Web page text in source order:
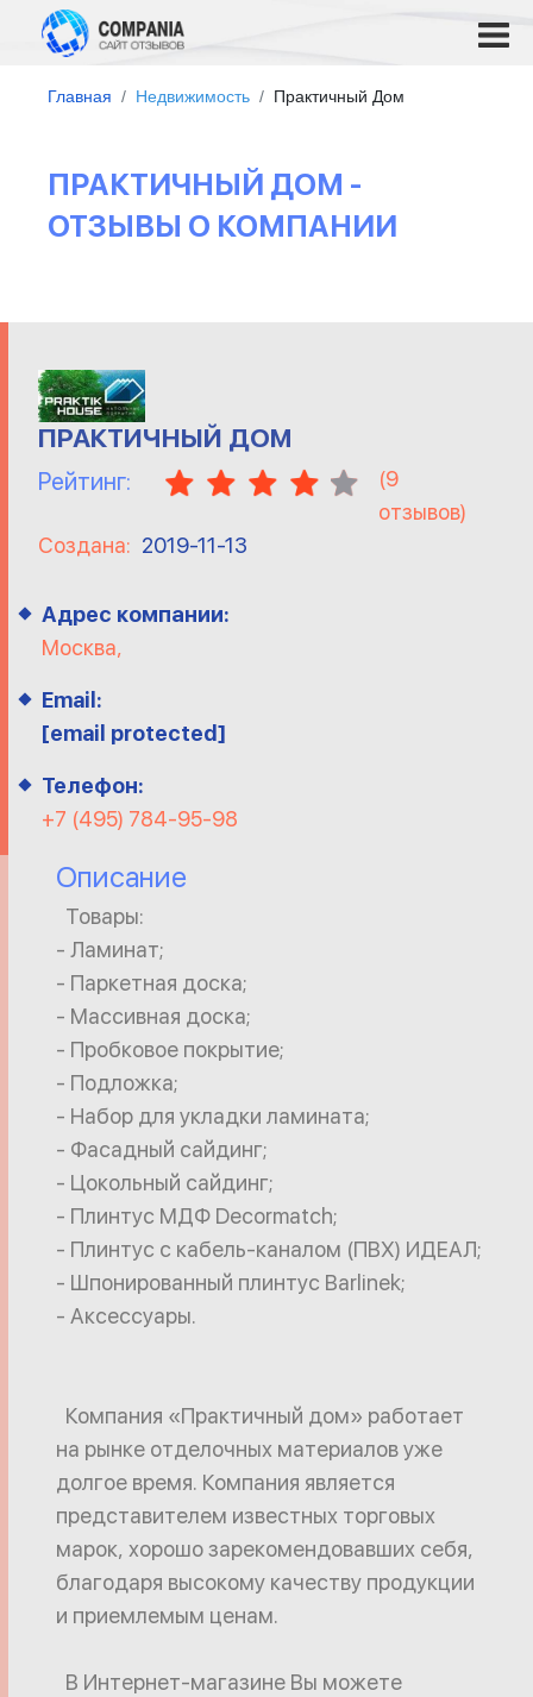
Главная Недвижимость Практичный Дом
ПРАКТИЧНЫЙ ДОМ -
ОТЗЫВЫ О КОМПАНИИ
ПРАКТИЧНЫЙ ДОМ
Рейтинг: (9
отзывов)
Создана: 2019-11-13
Адрес компании:
Москва,
Email:
[email protected]
Телефон:
+7 (495) 784-95-98
Описание
Товары:
- Ламинат;
- Паркетная доска;
- Массивная доска;
- Пробковое покрытие;
- Подложка;
- Набор для укладки ламината;
- Фасадный сайдинг;
- Цокольный сайдинг;
- Плинтус МДФ Decormatch;
- Плинтус с кабель-каналом (ПВХ) ИДЕАЛ;
- Шпонированный плинтус Barlinek;
- Аксессуары.
Компания «Практичный дом» работает
на рынке отделочных материалов уже
долгое время. Компания является
представителем известных торговых
марок, хорошо зарекомендовавших себя,
благодаря высокому качеству продукции
и приемлемым ценам.
В Интернет-магазине Вы можете